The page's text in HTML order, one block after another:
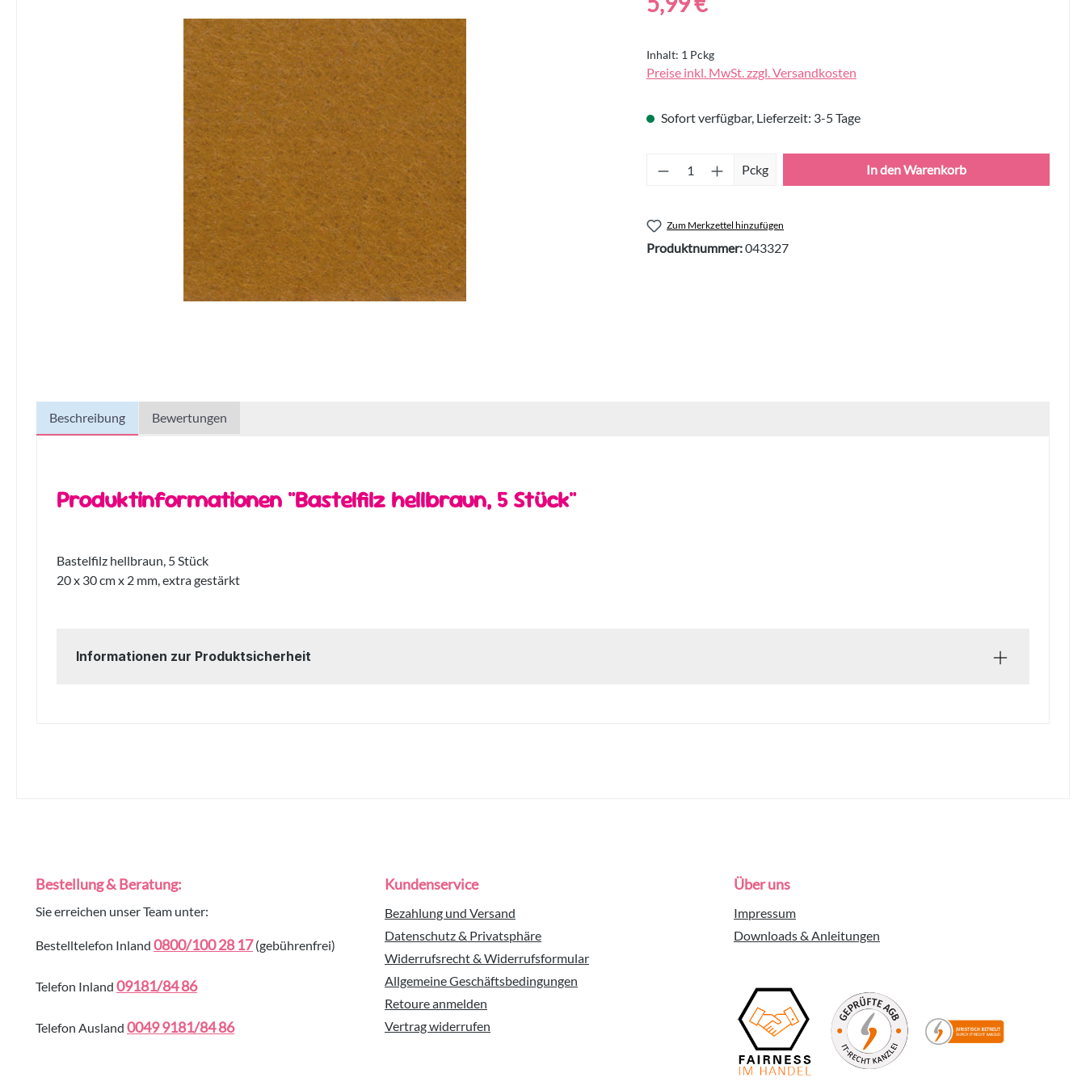
Inhalt: 1 Pckg
Preise inkl. MwSt. zzgl. Versandkosten
Sofort verfügbar, Lieferzeit: 3-5 Tage
Produkt Anzahl: Gib den gewünschten Wert ein
Pckg In den Warenkorb
Zum Merkzettel hinzufügen
Produktnummer:043327
Beschreibung Bewertungen
Produktinformationen "Bastelfilz hellbraun, 5 Stück"
Bastelfilz hellbraun, 5 Stück
20 x 30 cm x 2 mm, extra gestärkt
Informationen zur Produktsicherheit
Bestellung & Beratung:
Sie erreichen unser Team unter:
Bestelltelefon Inland 0800/100 28 17(gebührenfrei)
Telefon Inland 09181/84 86
Telefon Ausland 0049 9181/84 86
Kundenservice
Bezahlung und Versand
Datenschutz & Privatsphäre
Widerrufsrecht & Widerrufsformular
Allgemeine Geschäftsbedingungen
Retoure anmelden
Vertrag widerrufen
Über uns
Impressum
Downloads & Anleitungen